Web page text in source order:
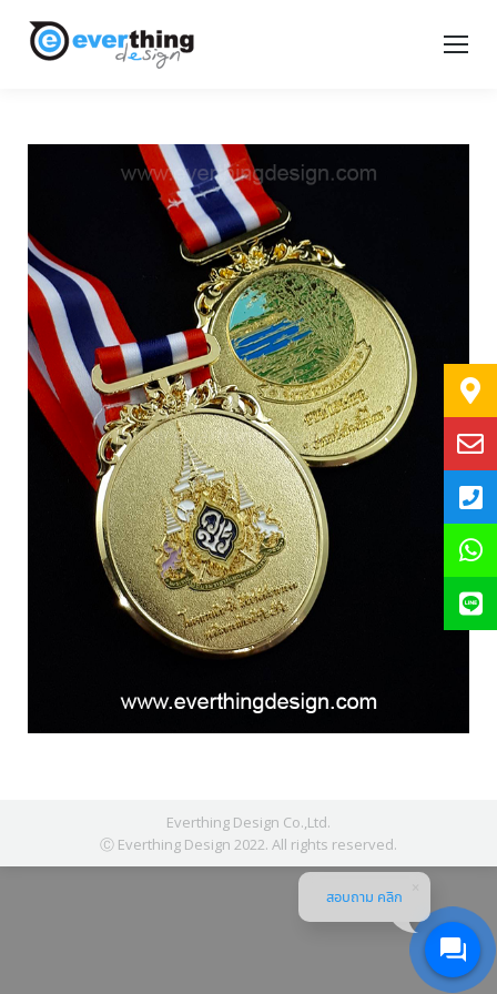
Everthing Design Co.,Ltd.
Ⓒ Everthing Design 2022. All rights reserved.
สอบถาม คลิก